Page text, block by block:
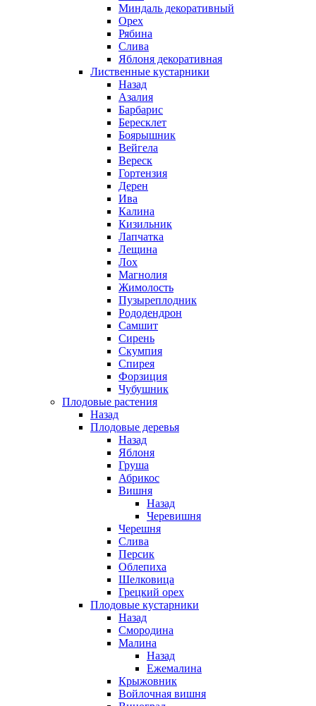
Миндаль декоративный
Орех
Рябина
Слива
Яблоня декоративная
Лиственные кустарники
Назад
Азалия
Барбарис
Бересклет
Боярышник
Вейгела
Вереск
Гортензия
Дерен
Ива
Калина
Кизильник
Лапчатка
Лещина
Лох
Магнолия
Жимолость
Пузыреплодник
Рододендрон
Самшит
Сирень
Скумпия
Спирея
Форзиция
Чубушник
Плодовые растения
Назад
Плодовые деревья
Назад
Яблоня
Груша
Абрикос
Вишня
Назад
Черевишня
Черешня
Слива
Персик
Облепиха
Шелковица
Грецкий орех
Плодовые кустарники
Назад
Смородина
Малина
Назад
Ежемалина
Крыжовник
Войлочная вишня